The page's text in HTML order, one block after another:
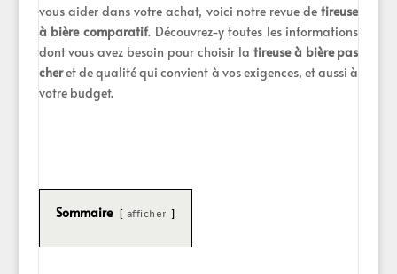
vous aider dans votre achat, voici notre revue detireuse
à bière comparatif. Découvrez-y toutes les informations
dont vous avez besoin pour choisir la tireuse à bière pas
cheret de qualité qui convient à vos exigences, et aussi à
votre budget.
Sommaire afficher